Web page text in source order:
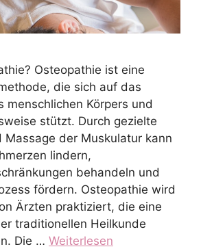
Osteopathie ist eine
die sich auf das
menschlichen Körpers und
stützt. Durch gezielte
Massage der Muskulatur kann
lindern,
behandeln und
fördern. Osteopathie wird
Ärzten praktiziert, die eine
traditionellen Heilkunde
Die … Weiterlesen